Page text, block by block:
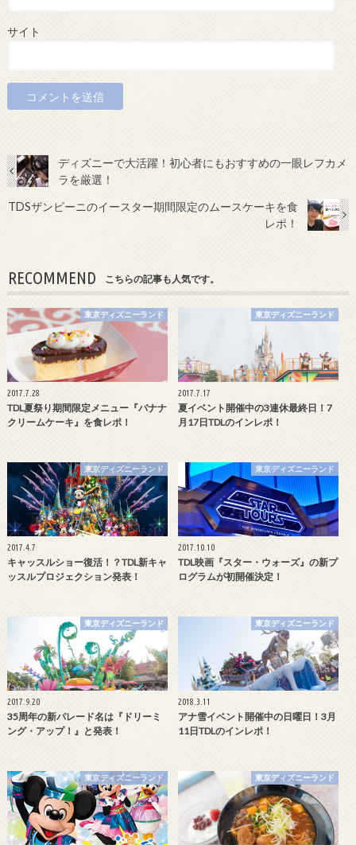
サイト
ディズニーで大活躍！初心者にもおすすめの一眼レフカメ
ラを厳選！
TDSザンビーニのイースター期間限定のムースケーキを食
レポ！
RECOMMEND こちらの記事も人気です。
東京ディズニーランド
2017.7.28
TDL夏祭り期間限定メニュー『バナナ
クリームケーキ』を食レポ！
東京ディズニーランド
2017.7.17
夏イベント開催中の3連休最終日！7
月17日TDLのインレポ！
東京ディズニーランド
2017.4.7
キャッスルショー復活！？TDL新キャ
ッスルプロジェクション発表！
東京ディズニーランド
2017.10.10
TDL映画『スター・ウォーズ』の新プ
ログラムが初開催決定！
東京ディズニーランド
2017.9.20
35周年の新パレード名は『ドリーミ
ング・アップ！』と発表！
東京ディズニーランド
2018.3.11
アナ雪イベント開催中の日曜日！3月
11日TDLのインレポ！
東京ディズニーランド 東京ディズニーランド